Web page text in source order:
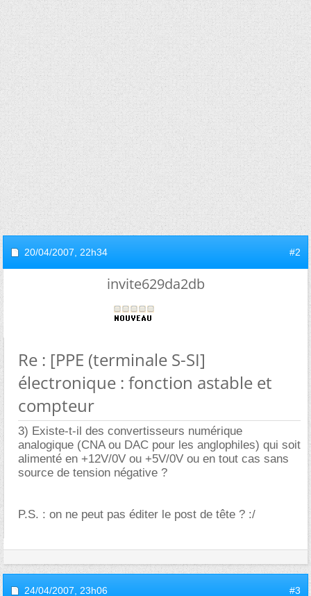
20/04/2007, 22h34 #2
invite629da2db
Re : [PPE (terminale S-SI]
électronique : fonction astable et
compteur
3) Existe-t-il des convertisseurs numérique
analogique (CNA ou DAC pour les anglophiles) qui soit
alimenté en +12V/0V ou +5V/0V ou en tout cas sans
source de tension négative ?
P.S. : on ne peut pas éditer le post de tête ? :/
24/04/2007, 23h06 #3